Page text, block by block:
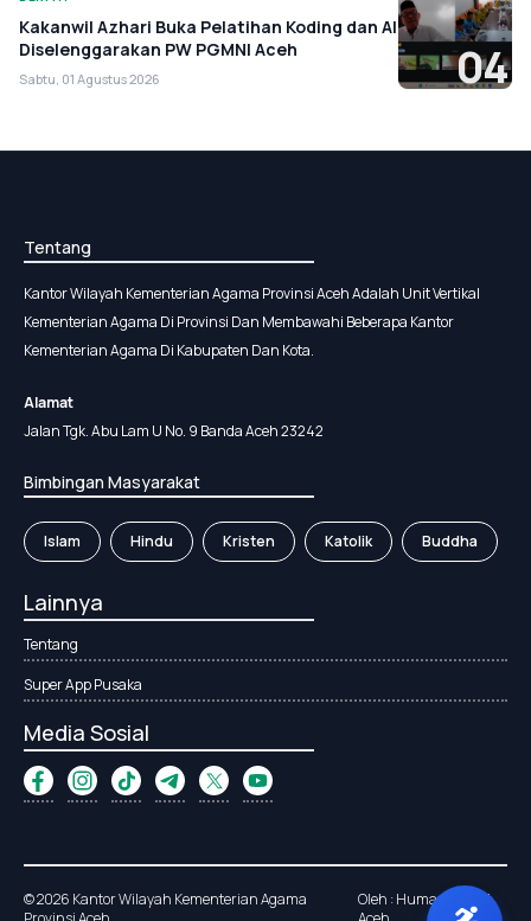
Kakanwil Azhari Buka Pelatihan Koding dan AI
Diselenggarakan PW PGMNI Aceh
Sabtu, 01 Agustus 2026 04
Tentang
Kantor Wilayah Kementerian Agama Provinsi Aceh Adalah Unit Vertikal
Kementerian Agama Di Provinsi Dan Membawahi Beberapa Kantor
Kementerian Agama Di Kabupaten Dan Kota.
Alamat
Jalan Tgk. Abu Lam U No. 9 Banda Aceh 23242
Bimbingan Masyarakat
Islam Hindu Kristen Katolik Buddha
Lainnya
Tentang
Super App Pusaka
Media Sosial
© 2026 Kantor Wilayah Kementerian Agama
Oleh : Humas Kanwil